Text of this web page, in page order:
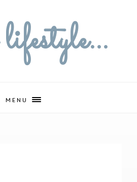
MENU